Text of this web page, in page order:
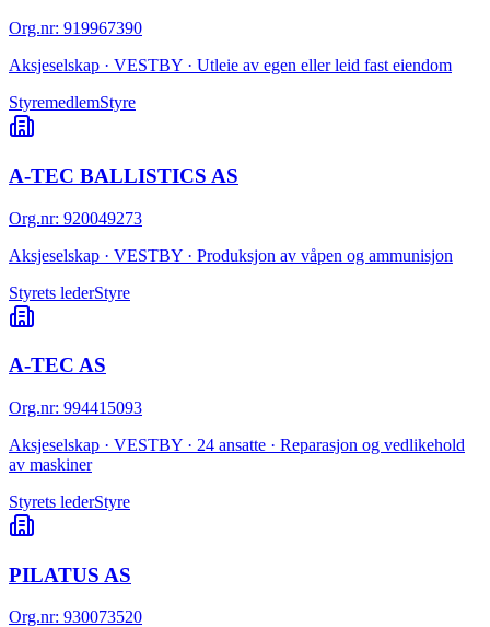
Org.nr: 919967390
Aksjeselskap · VESTBY · Utleie av egen eller leid fast eiendom
StyremedlemStyre
A-TEC BALLISTICS AS
Org.nr: 920049273
Aksjeselskap · VESTBY · Produksjon av våpen og ammunisjon
Styrets lederStyre
A-TEC AS
Org.nr: 994415093
Aksjeselskap · VESTBY · 24 ansatte · Reparasjon og vedlikehold
av maskiner
Styrets lederStyre
PILATUS AS
Org.nr: 930073520